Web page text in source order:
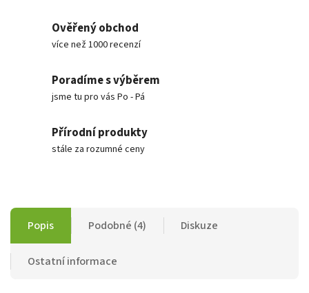
Ověřený obchod
více než 1000 recenzí
Poradíme s výběrem
jsme tu pro vás Po - Pá
Přírodní produkty
stále za rozumné ceny
Popis Podobné (4) Diskuze
Ostatní informace